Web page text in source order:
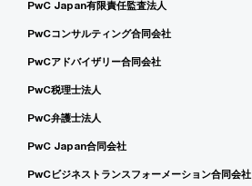
PwC Japan有限責任監査法人
PwCコンサルティング合同会社
PwCアドバイザリー合同会社
PwC税理士法人
PwC弁護士法人
PwC Japan合同会社
PwCビジネストランスフォーメーション合同会社